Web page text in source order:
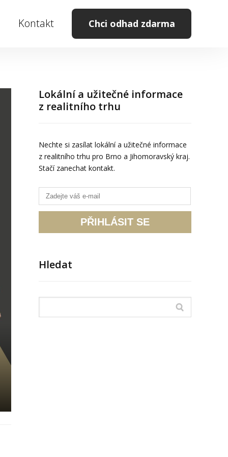
Kontakt Chci odhad zdarma
Lokální a užitečné informace
z realitního trhu
Nechte si zasílat lokální a užitečné informace
z realitního trhu pro Brno a Jihomoravský kraj.
Stačí zanechat kontakt.
Hledat